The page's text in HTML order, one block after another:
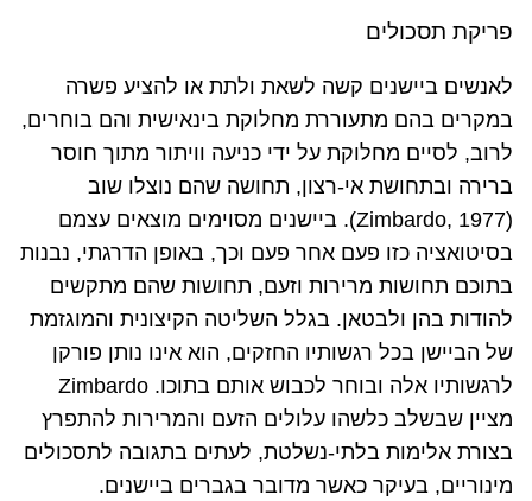
פריקת תסכולים
לאנשים ביישנים קשה לשאת ולתת או להציע פשרה
במקרים בהם מתעוררת מחלוקת בינאישית והם בוחרים,
לרוב, לסיים מחלוקת על ידי כניעה וויתור מתוך חוסר
ברירה ובתחושת אי-רצון, תחושה שהם נוצלו שוב
(
(Zimbardo, 1977. ביישנים מסוימים מוצאים עצמם
בסיטואציה כזו פעם אחר פעם וכך, באופן הדרגתי, נבנות
בתוכם תחושות מרירות וזעם, תחושות שהם מתקשים
להודות בהן ולבטאן. בגלל השליטה הקיצונית והמוגזמת
של הביישן בכל רגשותיו החזקים, הוא אינו נותן פורקן
לרגשותיו אלה ובוחר לכבוש אותם בתוכו. Zimbardo
מציין שבשלב כלשהו עלולים הזעם והמרירות להתפרץ
בצורת אלימות בלתי-נשלטת, לעתים בתגובה לתסכולים
מינוריים, בעיקר כאשר מדובר בגברים ביישנים.